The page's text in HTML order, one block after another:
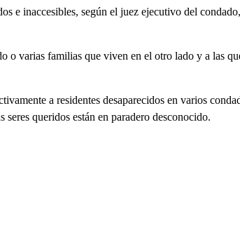
e inaccesibles, según el juez ejecutivo del
o varias familias que viven en el otro lado y a las
a residentes desaparecidos en varios
queridos están en paradero desconocido.